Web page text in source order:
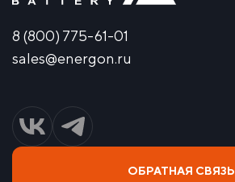
8 (800) 775-61-01
sales@energon.ru
ОБРАТНАЯ СВЯЗЬ